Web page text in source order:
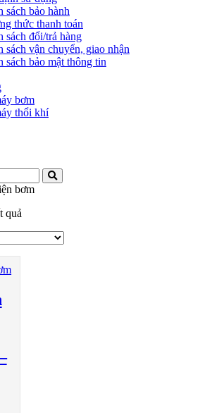
sách bảo hành
thức thanh toán
sách đổi/trả hàng
sách vận chuyển, giao nhận
sách bảo mật thông tin
bơm
thổi khí
bơm
quả